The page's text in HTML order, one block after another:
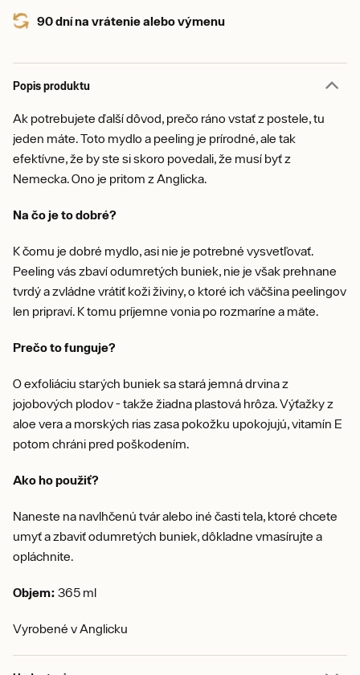
90 dní na vrátenie alebo výmenu
Popis produktu
Ak potrebujete ďalší dôvod, prečo ráno vstať z postele, tu
jeden máte. Toto mydlo a peeling je prírodné, ale tak
efektívne, že by ste si skoro povedali, že musí byť z
Nemecka. Ono je pritom z Anglicka.
Na čo je to dobré?
K čomu je dobré mydlo, asi nie je potrebné vysvetľovať.
Peeling vás zbaví odumretých buniek, nie je však prehnane
tvrdý a zvládne vrátiť koži živiny, o ktoré ich väčšina peelingov
len pripraví. K tomu príjemne vonia po rozmaríne a mäte.
Prečo to funguje?
O exfoliáciu starých buniek sa stará jemná drvina z
jojobových plodov - takže žiadna plastová hrôza. Výťažky z
aloe vera a morských rias zasa pokožku upokojujú, vitamín E
potom chráni pred poškodením.
Ako ho použiť?
Naneste na navlhčenú tvár alebo iné časti tela, ktoré chcete
umyť a zbaviť odumretých buniek, dôkladne vmasírujte a
opláchnite.
Objem: 365 ml
Vyrobené v Anglicku